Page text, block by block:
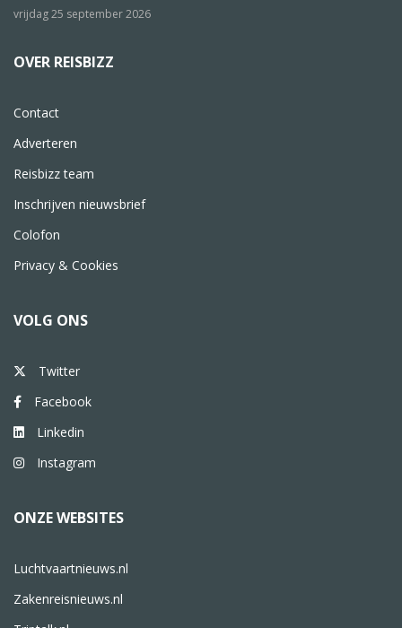
vrijdag 25 september 2026
OVER REISBIZZ
Contact
Adverteren
Reisbizz team
Inschrijven nieuwsbrief
Colofon
Privacy & Cookies
VOLG ONS
Twitter
Facebook
Linkedin
Instagram
ONZE WEBSITES
Luchtvaartnieuws.nl
Zakenreisnieuws.nl